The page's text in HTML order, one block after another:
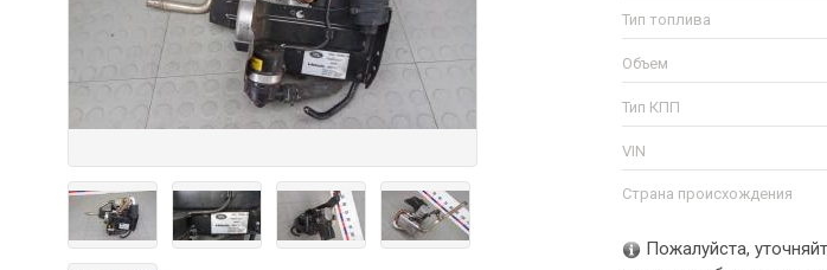
Тип топлива
Объем
Тип КПП
VIN
Страна происхождения
Пожалуйста,